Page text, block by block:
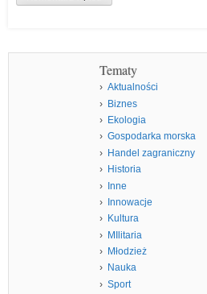
Tematy
Aktualności
Biznes
Ekologia
Gospodarka morska
Handel zagraniczny
Historia
Inne
Innowacje
Kultura
MIlitaria
Młodzież
Nauka
Sport